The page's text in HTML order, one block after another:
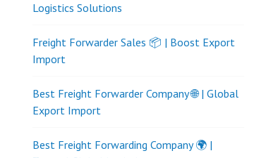
Logistics Solutions
Freight Forwarder Sales 📦 | Boost Export
Import
Best Freight Forwarder Company 🌐 | Global
Export Import
Best Freight Forwarding Company 🌍 |